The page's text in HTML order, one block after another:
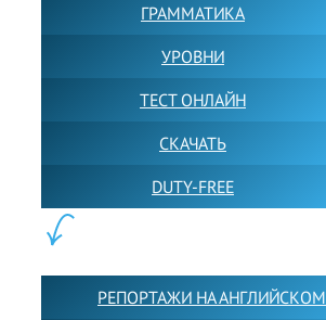
ГРАММАТИКА
УРОВНИ
ТЕСТ ОНЛАЙН
СКАЧАТЬ
DUTY-FREE
РЕПОРТАЖИ НА АНГЛИЙСКОМ